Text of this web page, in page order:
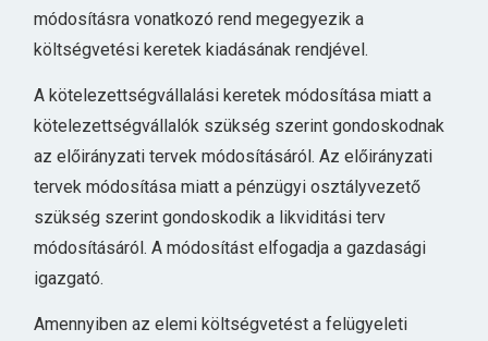
módosításra vonatkozó rend megegyezik a
költségvetési keretek kiadásának rendjével.
A kötelezettségvállalási keretek módosítása miatt a
kötelezettségvállalók szükség szerint gondoskodnak
az előirányzati tervek módosításáról. Az előirányzati
tervek módosítása miatt a pénzügyi osztályvezető
szükség szerint gondoskodik a likviditási terv
módosításáról. A módosítást elfogadja a gazdasági
igazgató.
Amennyiben az elemi költségvetést a felügyeleti